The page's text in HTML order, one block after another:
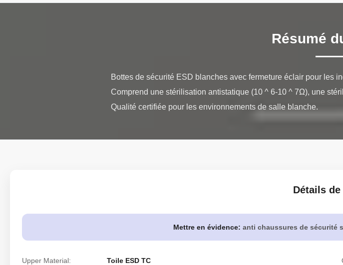
Résumé
Bottes de sécurité ESD blanches avec fermeture éclair pour les
Comprend une stérilisation antistatique (10 ^ 6-10 ^ 7Ω), une
Qualité certifiée pour les environnements de salle blanche.
Détails
Mettre en évidence: anti chaussures de sécurité
Upper Material: Toile ESD TC